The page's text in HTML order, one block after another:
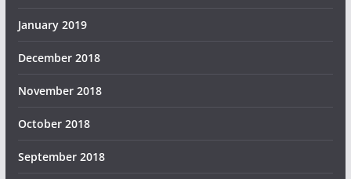
January 2019
December 2018
November 2018
October 2018
September 2018